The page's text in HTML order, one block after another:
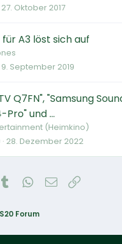
27. Oktober 2017
A3 löst sich auf
9. September 2019
Q7FN", "Samsung
Pro" und ...
(Heimkino)
28. Dezember 2022
Tumblr WhatsApp
E-Mail
Forum